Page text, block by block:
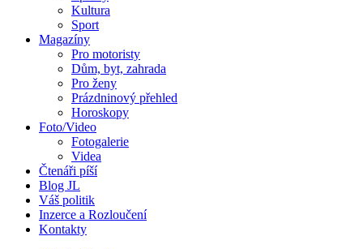
Kultura
Sport
Magazíny
Pro motoristy
Dům, byt, zahrada
Pro ženy
Prázdninový přehled
Horoskopy
Foto/Video
Fotogalerie
Videa
Čtenáři píší
Blog JL
Váš politik
Inzerce a Rozloučení
Kontakty